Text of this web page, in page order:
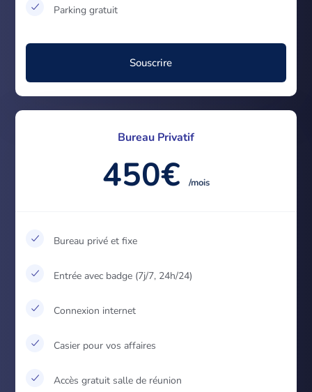
Parking gratuit
Souscrire
Bureau Privatif
450€ /mois
Bureau privé et fixe
Entrée avec badge (7j/7, 24h/24)
Connexion internet
Casier pour vos affaires
Accès gratuit salle de réunion